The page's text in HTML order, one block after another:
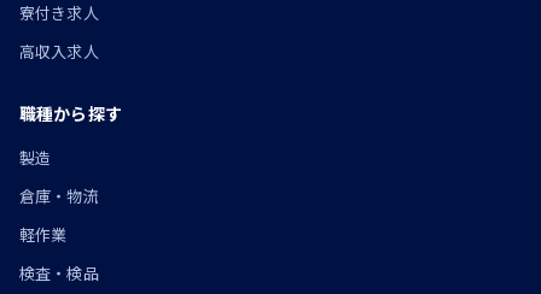
寮付き求人
高収入求人
職種から探す
製造
倉庫・物流
軽作業
検査・検品